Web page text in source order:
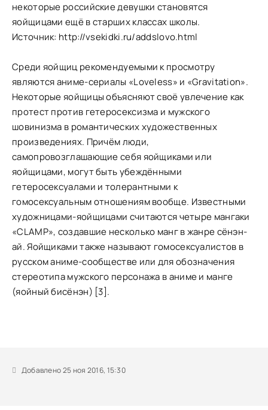
некоторые российские девушки становятся
яойщицами ещё в старших классах школы.
Источник: http://vsekidki.ru/addslovo.html
Среди яойщиц рекомендуемыми к просмотру
являются аниме-сериалы «Loveless» и «Gravitation».
Некоторые яойщицы объясняют своё увлечение как
протест против гетеросексизма и мужского
шовинизма в романтических художественных
произведениях. Причём люди,
самопровозглашающие себя яойщиками или
яойщицами, могут быть убеждёнными
гетеросексуалами и толерантными к
гомосексуальным отношениям вообще. Известными
художницами-яойщицами считаются четыре мангаки
«CLAMP», создавшие несколько манг в жанре сёнэн-
ай. Яойщиками также называют гомосексуалистов в
русском аниме-сообществе или для обозначения
стереотипа мужского персонажа в аниме и манге
(яойный бисёнэн) [3].
Добавлено 25 ноя 2016, 15:30